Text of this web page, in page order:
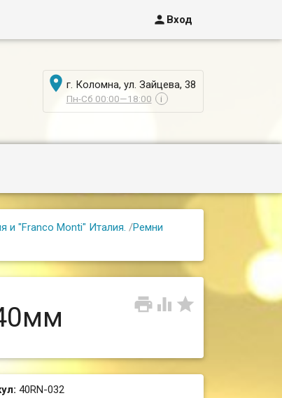
 Вход
 г. Коломна, ул. Зайцева, 38
Пн-Сб 00:00—18:00 i
и "Franсo Monti" Италия. /Ремни
  
40RN-032